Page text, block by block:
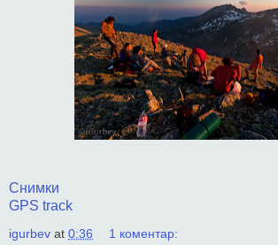
Снимки
GPS track
igurbev at 0:36 1 коментар: